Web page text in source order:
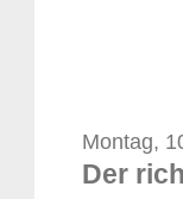
Montag,
Der